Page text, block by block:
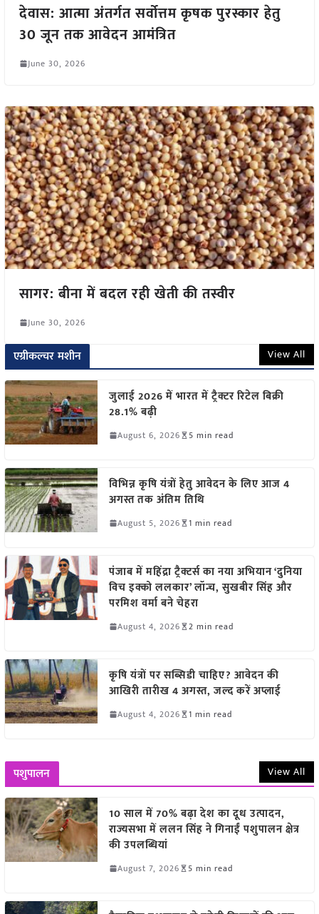
देवास: आत्मा अंतर्गत सर्वोत्तम कृषक पुरस्कार हेतु
30 जून तक आवेदन आमंत्रित
June 30, 2026
सागर: बीना में बदल रही खेती की तस्वीर
June 30, 2026
एग्रीकल्चर मशीन View All
जुलाई 2026 में भारत में ट्रैक्टर रिटेल बिक्री
28.1% बढ़ी
August 6, 2026 5 min read
विभिन्न कृषि यंत्रों हेतु आवेदन के लिए आज 4
अगस्त तक अंतिम तिथि
August 5, 2026 1 min read
पंजाब में महिंद्रा ट्रैक्टर्स का नया अभियान ‘दुनिया
विच इक्को ललकार’ लॉन्च, सुखबीर सिंह और
परमिश वर्मा बने चेहरा
August 4, 2026 2 min read
कृषि यंत्रों पर सब्सिडी चाहिए? आवेदन की
आखिरी तारीख 4 अगस्त, जल्द करें अप्लाई
August 4, 2026 1 min read
पशुपालन View All
10 साल में 70% बढ़ा देश का दूध उत्पादन,
राज्यसभा में ललन सिंह ने गिनाईं पशुपालन क्षेत्र
की उपलब्धियां
August 7, 2026 5 min read